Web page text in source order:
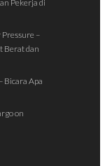
Pekerja di
–
Berat dan
Bicara Apa
on